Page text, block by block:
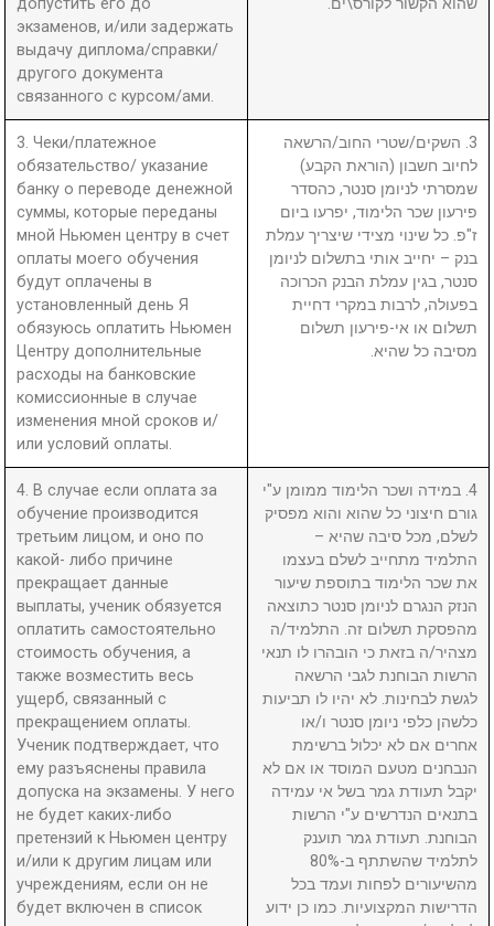
экзаменов, и/или задержать
выдачу диплома/справки/
другого документа
связанного с курсом/ами.
3. Чеки/платежное
обязательство/ указание
банку о переводе денежной
суммы, которые переданы
мной Ньюмен центру в счет
оплаты моего обучения
будут оплачены в
установленный день Я
обязуюсь оплатить Ньюмен
Центру дополнительные
расходы на банковские
комиссионные в случае
изменения мной сроков и/
или условий оплаты.
3. השקים/שטרי החוב/הרשאה
לחיוב חשבון (הוראת הקבע)
שמסרתי לניומן סנטר, כהסדר
פירעון שכר הלימוד, יפרעו ביום
ז"פ. כל שינוי מצידי שיצריך עמלת
בנק – יחייב אותי בתשלום לניומן
סנטר, בגין עמלת הבנק הכרוכה
בפעולה, לרבות במקרי דחיית
תשלום או אי-פירעון תשלום
מסיבה כל שהיא.
4. В случае если оплата за
обучение производится
третьим лицом, и оно по
какой- либо причине
прекращает данные
выплаты, ученик обязуется
оплатить самостоятельно
стоимость обучения, а
также возместить весь
ущерб, связанный с
прекращением оплаты.
Ученик подтверждает, что
ему разъяснены правила
допуска на экзамены. У него
не будет каких-либо
претензий к Ньюмен центру
и/или к другим лицам или
учреждениям, если он не
будет включен в список
4. במידה ושכר הלימוד ממומן ע"י
גורם חיצוני כל שהוא והוא מפסיק
לשלם, מכל סיבה שהיא –
התלמיד מתחייב לשלם בעצמו
את שכר הלימוד בתוספת שיעור
הנזק הנגרם לניומן סנטר כתוצאה
מהפסקת תשלום זה. התלמיד/ה
מצהיר/ה בזאת כי הובהרו לו תנאי
הרשות הבוחנת לגבי הרשאה
לגשת לבחינות. לא יהיו לו תביעות
כלשהן כלפי ניומן סנטר ו/או
אחרים אם לא יכלול ברשימת
הנבחנים מטעם המוסד או אם לא
יקבל תעודת גמר בשל אי עמידה
בתנאים הנדרשים ע"י הרשות
הבוחנת. תעודת גמר תוענק
לתלמיד שהשתתף ב-80%
מהשיעורים לפחות ועמד בכל
הדרישות המקצועיות. כמו כן ידוע